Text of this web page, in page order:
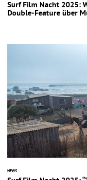
Surf Film Nacht 2025:
Double-Feature über
NEWS